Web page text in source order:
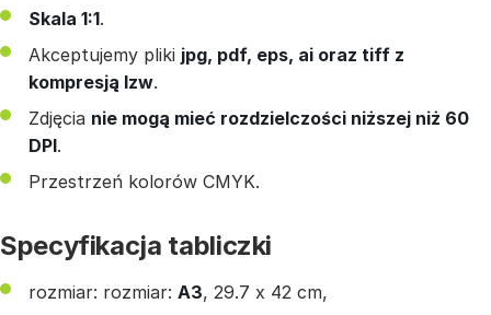
Skala 1:1.
Akceptujemy pliki jpg, pdf, eps, ai oraz tiff z
kompresją lzw.
Zdjęcia nie mogą mieć rozdzielczości niższej niż 60
DPI.
Przestrzeń kolorów CMYK.
Specyfikacja tabliczki
rozmiar: rozmiar: A3, 29.7 x 42 cm,